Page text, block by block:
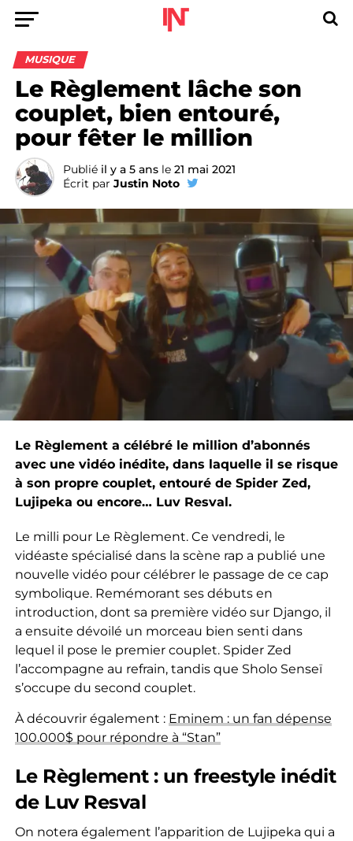
MUSIQUE
Le Règlement lâche son
couplet, bien entouré,
pour fêter le million
Publié il y a 5 ans le 21 mai 2021
Écrit par Justin Noto
Le Règlement a célébré le million d’abonnés
avec une vidéo inédite, dans laquelle il se risque
à son propre couplet, entouré de Spider Zed,
Lujipeka ou encore… Luv Resval.
Le milli pour Le Règlement. Ce vendredi, le
vidéaste spécialisé dans la scène rap a publié une
nouvelle vidéo pour célébrer le passage de ce cap
symbolique. Remémorant ses débuts en
introduction, dont sa première vidéo sur Django, il
a ensuite dévoilé un morceau bien senti dans
lequel il pose le premier couplet. Spider Zed
l’accompagne au refrain, tandis que Sholo Senseï
s’occupe du second couplet.
À découvrir également : Eminem : un fan dépense
100.000$ pour répondre à “Stan”
Le Règlement : un freestyle inédit
de Luv Resval
On notera également l’apparition de Lujipeka qui a